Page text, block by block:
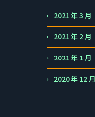
2021 年 3 月
2021 年 2 月
2021 年 1 月
2020 年 12 月